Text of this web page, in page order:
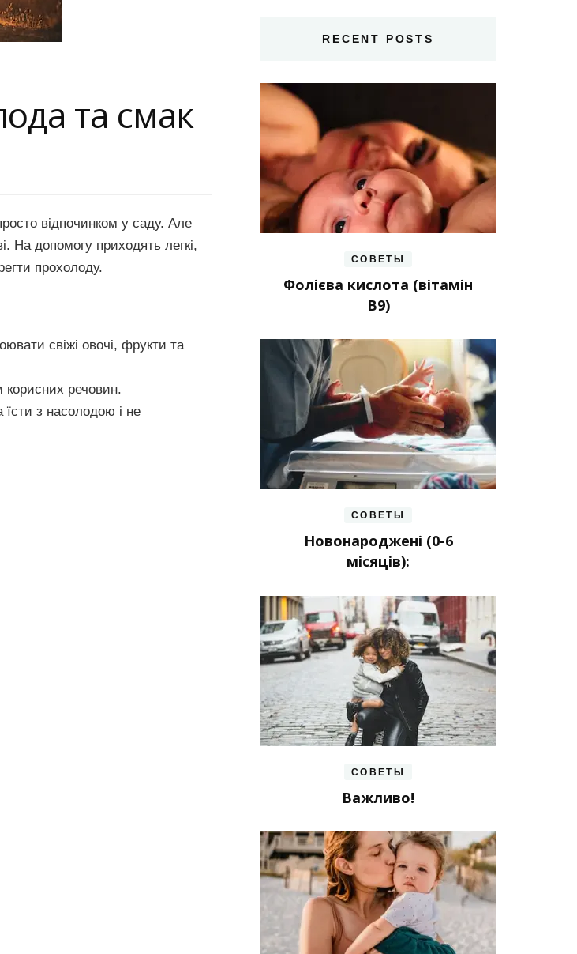
та смак
відпочинком у саду. Але
На допомогу приходять легкі,
прохолоду.
свіжі овочі, фрукти та
корисних речовин.
з насолодою і не
RECENT POSTS
СОВЕТЫ
Фолієва кислота (вітамін
В9)
СОВЕТЫ
Новонароджені (0-6
місяців):
СОВЕТЫ
Важливо!